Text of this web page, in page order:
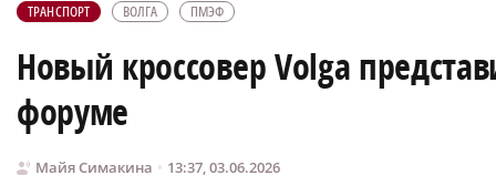
ТРАНСПОРТ ВОЛГА ПМЭФ
Новый кроссовер Volga
форуме
Майя Симакина 13:37, 03.06.2026